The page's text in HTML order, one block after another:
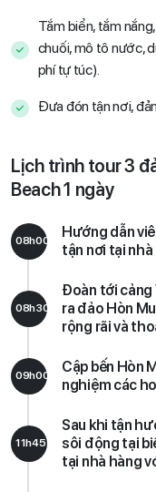
Tắm biển, tắm
chuối, mô tô nước,
phí tự túc).
Đưa đón tận nơi,
Lịch trình tour 3
Beach 1 ngày
08h00
Hướng dẫn
tận nơi tại
08h30
Đoàn tới cảng
ra đảo Hòn
rộng rãi và
09h00
Cập bến Hòn
nghiệm các
11h45
Sau khi tận
sôi động tại
tại nhà hàng